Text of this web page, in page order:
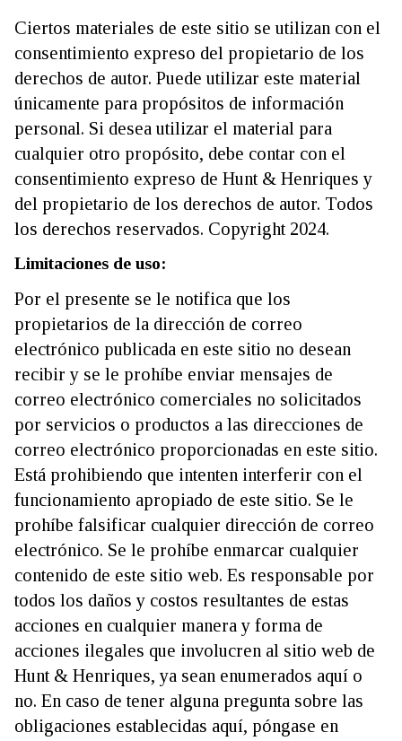
Ciertos materiales de este sitio se utilizan con el
consentimiento expreso del propietario de los
derechos de autor. Puede utilizar este material
únicamente para propósitos de información
personal. Si desea utilizar el material para
cualquier otro propósito, debe contar con el
consentimiento expreso de Hunt & Henriques y
del propietario de los derechos de autor. Todos
los derechos reservados. Copyright 2024.
Limitaciones de uso:
Por el presente se le notifica que los
propietarios de la dirección de correo
electrónico publicada en este sitio no desean
recibir y se le prohíbe enviar mensajes de
correo electrónico comerciales no solicitados
por servicios o productos a las direcciones de
correo electrónico proporcionadas en este sitio.
Está prohibiendo que intenten interferir con el
funcionamiento apropiado de este sitio. Se le
prohíbe falsificar cualquier dirección de correo
electrónico. Se le prohíbe enmarcar cualquier
contenido de este sitio web. Es responsable por
todos los daños y costos resultantes de estas
acciones en cualquier manera y forma de
acciones ilegales que involucren al sitio web de
Hunt & Henriques, ya sean enumerados aquí o
no. En caso de tener alguna pregunta sobre las
obligaciones establecidas aquí, póngase en